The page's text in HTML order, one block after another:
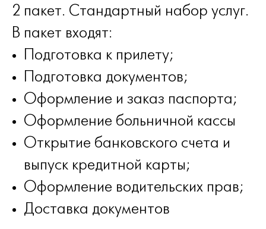
2 пакет. Стандартный набор услуг.
В пакет входят:
Подготовка к прилету;
Подготовка документов;
Оформление и заказ паспорта;
Оформление больничной кассы
Открытие банковского счета и
выпуск кредитной карты;
Оформление водительских прав;
Доставка документов